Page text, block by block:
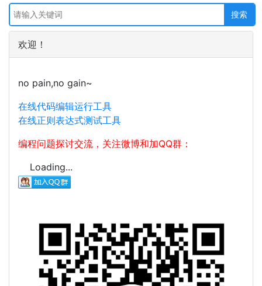
欢迎！
no pain,no gain~
在线代码编辑运行工具
在线正则表达式测试工具
编程问题探讨交流，关注微博和加QQ群：
Loading...